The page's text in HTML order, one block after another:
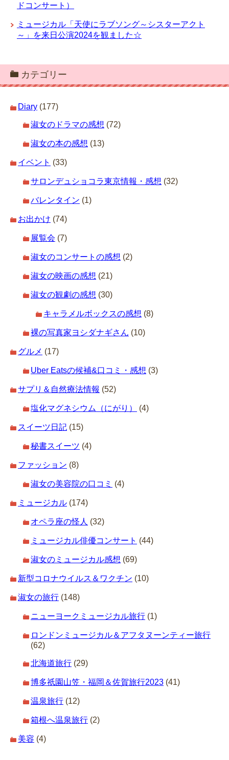
ドコンサート）
ミュージカル「天使にラブソング～シスターアクト
～」を来日公演2024を観ました☆
カテゴリー
Diary (177)
淑女のドラマの感想 (72)
淑女の本の感想 (13)
イベント (33)
サロンデュショコラ東京情報・感想 (32)
バレンタイン (1)
お出かけ (74)
展覧会 (7)
淑女のコンサートの感想 (2)
淑女の映画の感想 (21)
淑女の観劇の感想 (30)
キャラメルボックスの感想 (8)
裸の写真家ヨシダナギさん (10)
グルメ (17)
Uber Eatsの候補&口コミ・感想 (3)
サプリ＆自然療法情報 (52)
塩化マグネシウム（にがり） (4)
スイーツ日記 (15)
秘書スイーツ (4)
ファッション (8)
淑女の美容院の口コミ (4)
ミュージカル (174)
オペラ座の怪人 (32)
ミュージカル俳優コンサート (44)
淑女のミュージカル感想 (69)
新型コロナウイルス＆ワクチン (10)
淑女の旅行 (148)
ニューヨークミュージカル旅行 (1)
ロンドンミュージカル＆アフタヌーンティー旅行
(62)
北海道旅行 (29)
博多祇園山笠・福岡＆佐賀旅行2023 (41)
温泉旅行 (12)
箱根へ温泉旅行 (2)
美容 (4)